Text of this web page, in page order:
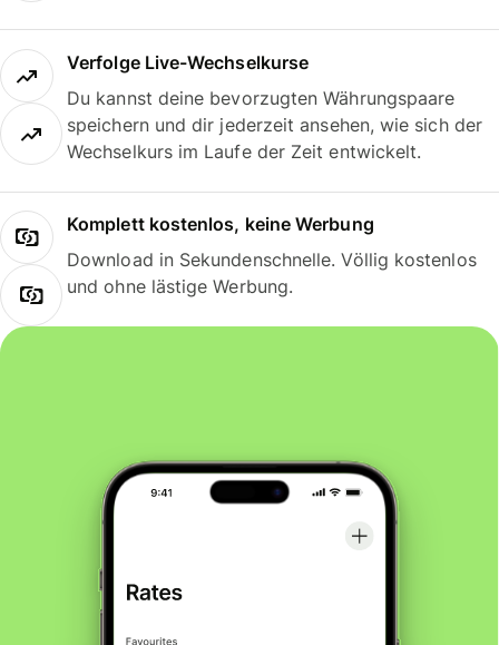
Verfolge Live-Wechselkurse
Du kannst deine bevorzugten Währungspaare
speichern und dir jederzeit ansehen, wie sich der
Wechselkurs im Laufe der Zeit entwickelt.
Komplett kostenlos, keine Werbung
Download in Sekundenschnelle. Völlig kostenlos
und ohne lästige Werbung.